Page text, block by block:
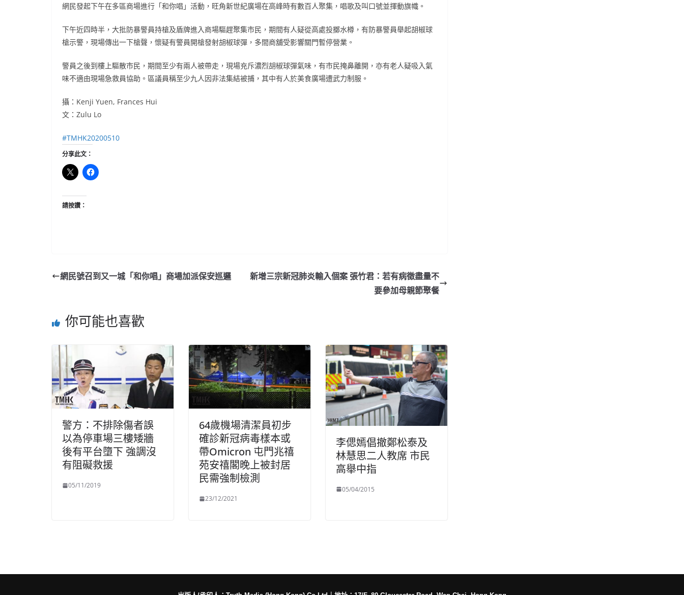
網民發起下午在多區商場進行「和你唱」活動，旺角新世紀廣場在高峰時有數百人聚集，唱歌及叫口號並揮動旗幟。
下午近四時半，大批防暴警員持槍及盾牌進入商場驅趕聚集市民，期間有人疑從高處投擲水樽，有防暴警員舉起胡椒球
槍示警，現場傳出一下槍聲，懷疑有警員開槍發射胡椒球彈，多間商舖受影響關門暫停營業。
警員之後到樓上驅散市民，期間至少有兩人被帶走，現場充斥濃烈胡椒球彈氣味，有市民掩鼻離開，亦有老人疑吸入氣
味不適由現場急救員協助。區議員稱至少九人因非法集結被捕，其中有人於美食廣場遭武力制服。
攝：Kenji Yuen, Frances Hui
文：Zulu Lo
#TMHK20200510
分享此文：
請按讚：
網民號召到又一城「和你唱」商場加派保安巡邏
新增三宗新冠肺炎輸入個案 張竹君：若有病徵盡量不
要參加母親節聚餐
你可能也喜歡
警方：不排除傷者誤
以為停車場三樓矮牆
後有平台墮下 強調沒
有阻礙救援
05/11/2019
64歲機場清潔員初步
確診新冠病毒樣本或
帶Omicron 屯門兆禧
苑安禧閣晚上被封居
民需強制檢測
23/12/2021
李偲嫣倡撤鄭松泰及
林慧思二人教席 市民
高舉中指
05/04/2015